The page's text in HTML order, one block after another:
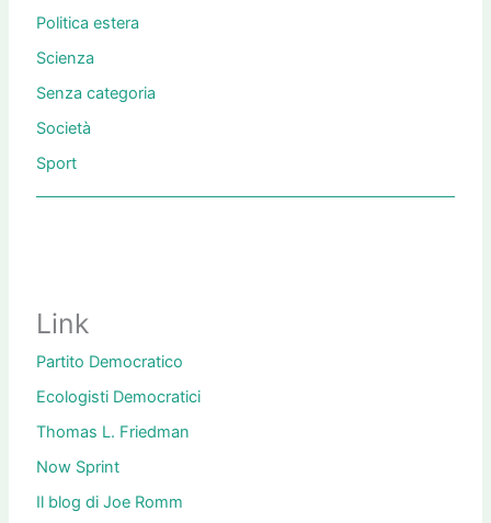
Politica estera
Scienza
Senza categoria
Società
Sport
Link
Partito Democratico
Ecologisti Democratici
Thomas L. Friedman
Now Sprint
Il blog di Joe Romm